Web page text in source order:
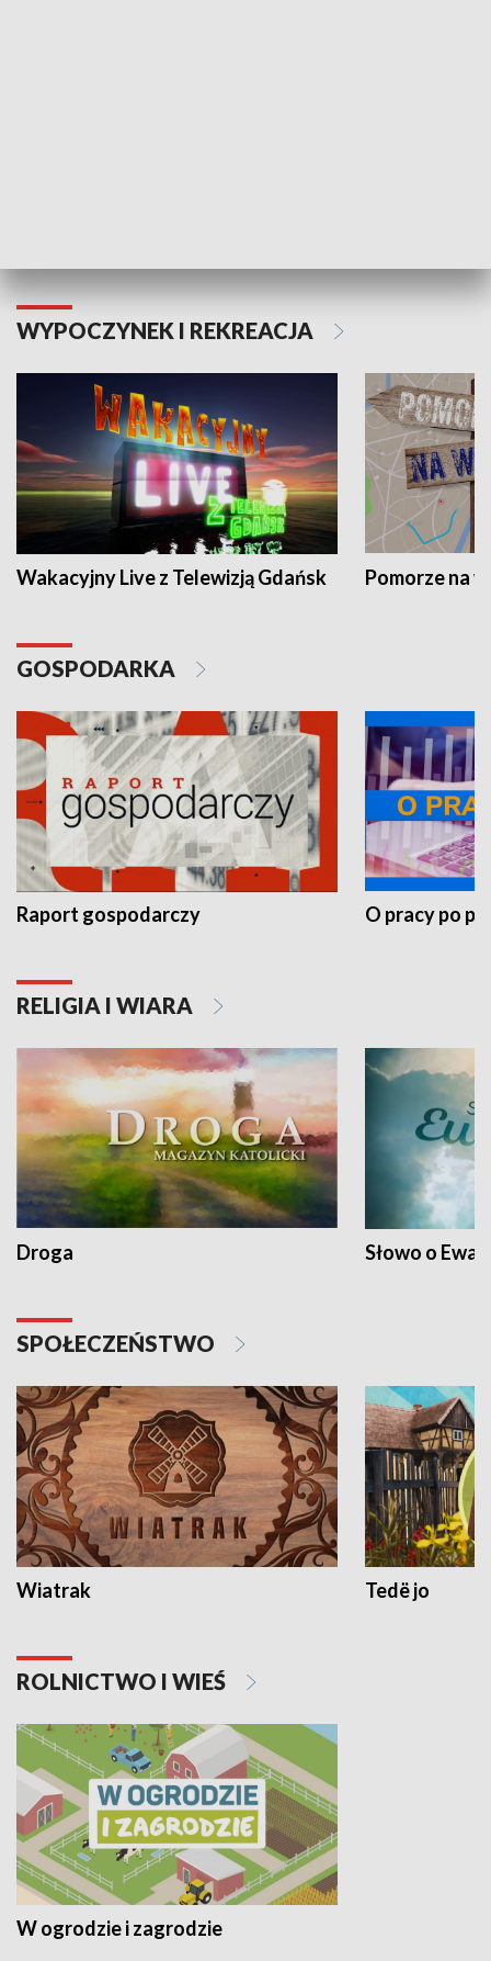
WYPOCZYNEK I REKREACJA
Wakacyjny Live z Telewizją Gdańsk Pomorze na
GOSPODARKA
Raport gospodarczy O pracy po
RELIGIA I WIARA
Droga Słowo o
SPOŁECZEŃSTWO
Wiatrak Tedë jo
ROLNICTWO I WIEŚ
W ogrodzie i zagrodzie